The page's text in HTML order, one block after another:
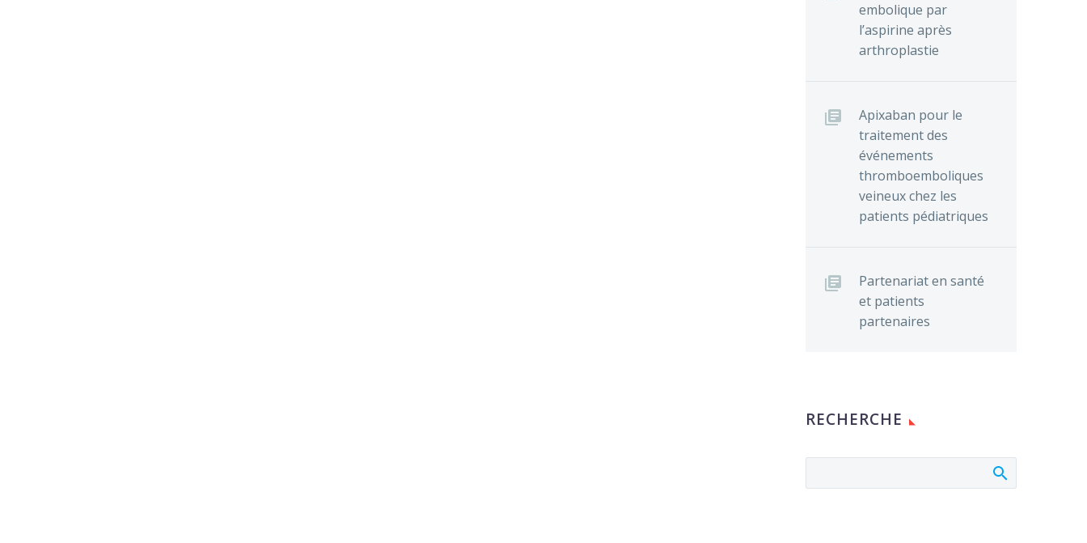
embolique par
l’aspirine après
arthroplastie
Apixaban pour le
traitement des
événements
thromboemboliques
veineux chez les
patients pédiatriques
Partenariat en santé
et patients
partenaires
RECHERCHE